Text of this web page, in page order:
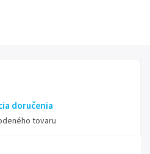
doručenia
tovaru